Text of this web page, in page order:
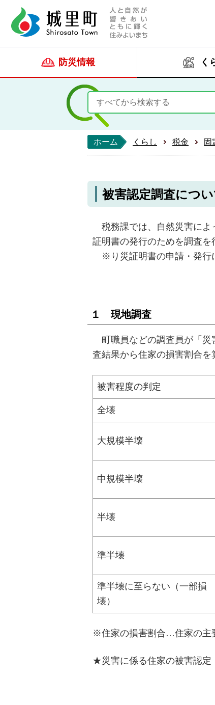
防災情報 く
ホーム くらし 税金 固
被害認定調査につい
税務課では、自然災害によ
証明書の発行のためを調査を
※り災証明書の申請・発行
１ 現地調査
町職員などの調査員が「災
査結果から住家の損害割合を
被害程度の判定
全壊
大規模半壊
中規模半壊
半壊
準半壊
準半壊に至らない（一部損
壊）
※住家の損害割合…住家の主
★災害に係る住家の被害認定